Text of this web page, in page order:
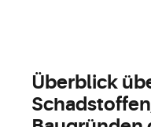
Überblick